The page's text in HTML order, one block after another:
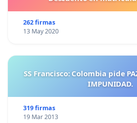
262 firmas
13 May 2020
SS Francisco: Colombia pide
IMPUNIDAD.
319 firmas
19 Mar 2013